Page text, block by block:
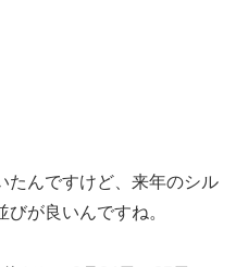
たんですけど、来年のシル
が良いんですね。